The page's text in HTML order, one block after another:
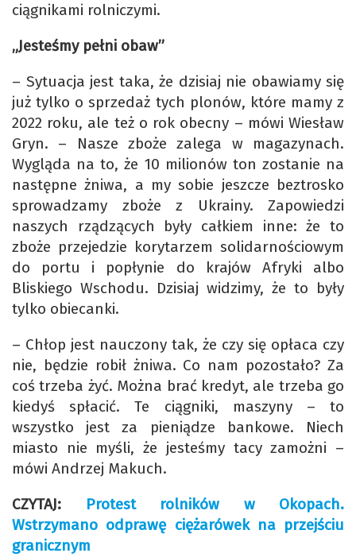
ciągnikami rolniczymi.
„Jesteśmy pełni obaw”
– Sytuacja jest taka, że dzisiaj nie obawiamy się
już tylko o sprzedaż tych plonów, które mamy z
2022 roku, ale też o rok obecny – mówi Wiesław
Gryn. – Nasze zboże zalega w magazynach.
Wygląda na to, że 10 milionów ton zostanie na
następne żniwa, a my sobie jeszcze beztrosko
sprowadzamy zboże z Ukrainy. Zapowiedzi
naszych rządzących były całkiem inne: że to
zboże przejedzie korytarzem solidarnościowym
do portu i popłynie do krajów Afryki albo
Bliskiego Wschodu. Dzisiaj widzimy, że to były
tylko obiecanki.
– Chłop jest nauczony tak, że czy się opłaca czy
nie, będzie robił żniwa. Co nam pozostało? Za
coś trzeba żyć. Można brać kredyt, ale trzeba go
kiedyś spłacić. Te ciągniki, maszyny – to
wszystko jest za pieniądze bankowe. Niech
miasto nie myśli, że jesteśmy tacy zamożni –
mówi Andrzej Makuch.
CZYTAJ:
Protest rolników w Okopach.
Wstrzymano odprawę ciężarówek na przejściu
granicznym